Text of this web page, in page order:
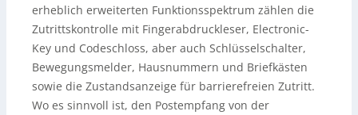
erheblich erweiterten Funktionsspektrum zählen die
Zutrittskontrolle mit Fingerabdruckleser, Electronic-
Key und Codeschloss, aber auch Schlüsselschalter,
Bewegungsmelder, Hausnummern und Briefkästen
sowie die Zustandsanzeige für barrierefreien Zutritt.
Wo es sinnvoll ist, den Postempfang von der